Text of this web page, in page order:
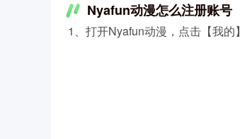
Nyafun动漫怎么注册账号
1、打开Nyafun动漫，点击【我的